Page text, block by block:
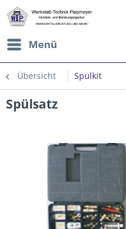
Menü
Übersicht Spülkit
Spülsatz